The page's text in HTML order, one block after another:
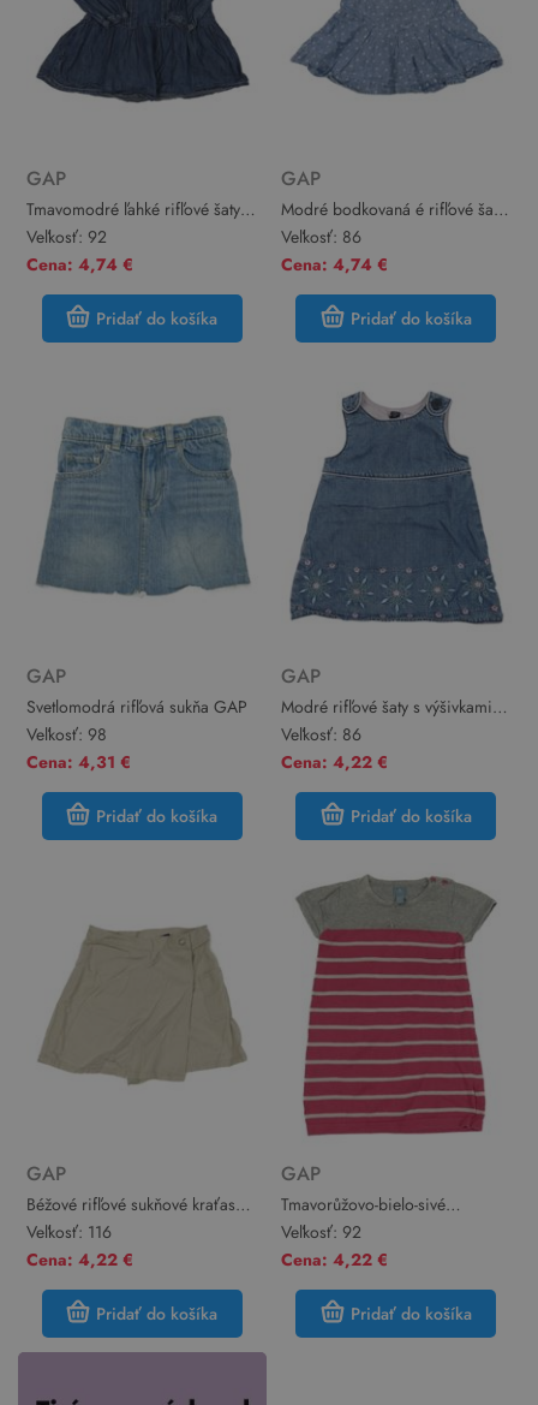
GAP
Tmavomodré ľahké rifľové šaty
GAP
Veľkosť: 92
Cena: 4,74 €
Pridať do košíka
GAP
Modré bodkovaná é rifľové šaty
GAP
Veľkosť: 86
Cena: 4,74 €
Pridať do košíka
GAP
Svetlomodrá rifľová sukňa GAP
Veľkosť: 98
Cena: 4,31 €
Pridať do košíka
GAP
Modré rifľové šaty s výšivkami
GAP
Veľkosť: 86
Cena: 4,22 €
Pridať do košíka
GAP
Béžové rifľové sukňové kraťasy
GAP
Veľkosť: 116
Cena: 4,22 €
Pridať do košíka
GAP
Tmavorůžovo-bielo-sivé
pruhované pletené šaty GAP
Veľkosť: 92
Cena: 4,22 €
Pridať do košíka